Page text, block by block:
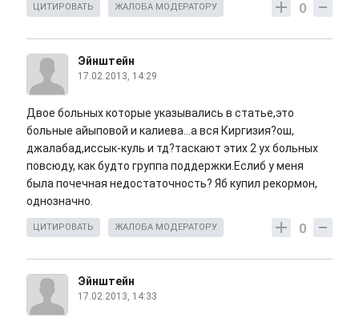
0
ЦИТИРОВАТЬ ЖАЛОБА МОДЕРАТОРУ
Эйнштейн
17.02.2013, 14:29
Двое больных которые указывались в статье,это
больные айыповой и калиева...а вся Киргизия?ош,
джалабад,иссык-куль и тд?таскают этих 2 ух больных
повсюду, как будто группа поддержки.Еслиб у меня
была почечная недостаточность? Яб купил рекормон,
однозначно.
0
ЦИТИРОВАТЬ ЖАЛОБА МОДЕРАТОРУ
Эйнштейн
17.02.2013, 14:33